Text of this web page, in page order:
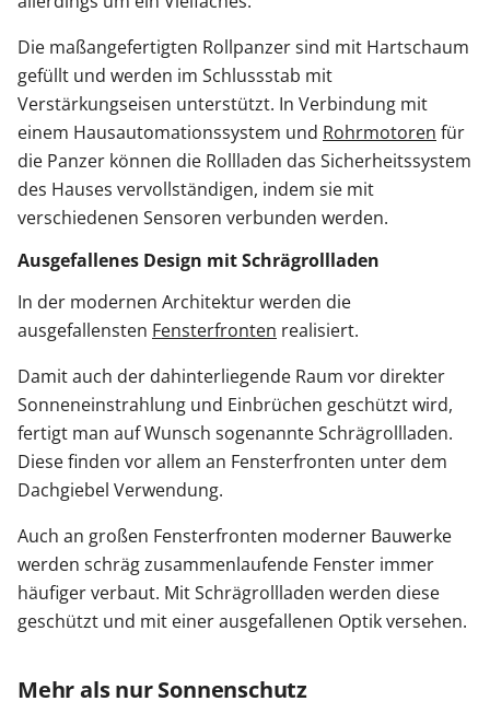
Die maßangefertigten Rollpanzer sind mit Hartschaum
gefüllt und werden im Schlussstab mit
Verstärkungseisen unterstützt. In Verbindung mit
einem Hausautomationssystem und Rohrmotoren für
die Panzer können die Rollladen das Sicherheitssystem
des Hauses vervollständigen, indem sie mit
verschiedenen Sensoren verbunden werden.
Ausgefallenes Design mit Schrägrollladen
In der modernen Architektur werden die
ausgefallensten Fensterfronten realisiert.
Damit auch der dahinterliegende Raum vor direkter
Sonneneinstrahlung und Einbrüchen geschützt wird,
fertigt man auf Wunsch sogenannte Schrägrollladen.
Diese finden vor allem an Fensterfronten unter dem
Dachgiebel Verwendung.
Auch an großen Fensterfronten moderner Bauwerke
werden schräg zusammenlaufende Fenster immer
häufiger verbaut. Mit Schrägrollladen werden diese
geschützt und mit einer ausgefallenen Optik versehen.
Mehr als nur Sonnenschutz